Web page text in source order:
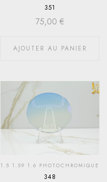
351
75,00 €
AJOUTER AU PANIER
1.5 1.59 1.6 PHOTOCHROMIQUE
348